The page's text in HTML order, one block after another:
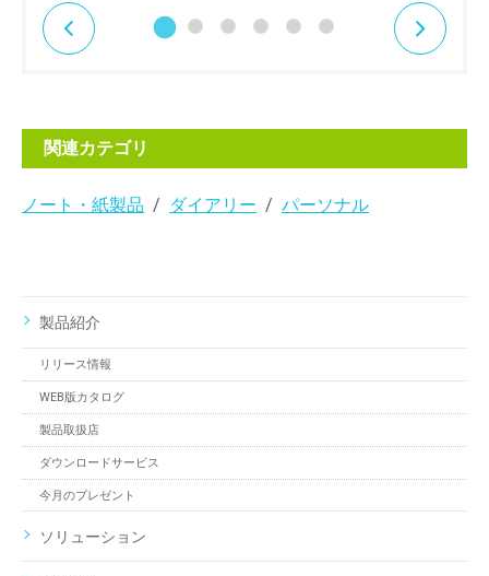
関連カテゴリ
ノート・紙製品 ダイアリー パーソナル
製品紹介
リリース情報
WEB版カタログ
製品取扱店
ダウンロードサービス
今月のプレゼント
ソリューション